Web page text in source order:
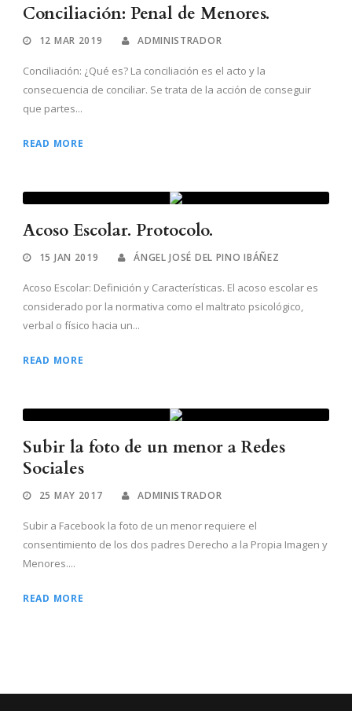
Conciliación: Penal de Menores.
12 MAR 2019 ADMINISTRADOR
Conciliación: ¿Qué es? La conciliación es el acto y la
consecuencia de conciliar. Se trata de la acción de conseguir
que partes...
READ MORE
Acoso Escolar. Protocolo.
15 JAN 2019 ÁNGEL JOSÉ DEL PINO IBÁÑEZ
Acoso Escolar: Definición y Características. El acoso escolar es
considerado por la normativa como el maltrato psicológico,
verbal o físico hacia un...
READ MORE
Subir la foto de un menor a Redes
Sociales
25 MAY 2017 ADMINISTRADOR
Subir a Facebook la foto de un menor requiere el
consentimiento de los dos padres Derecho a la Propia Imagen y
Menores....
READ MORE